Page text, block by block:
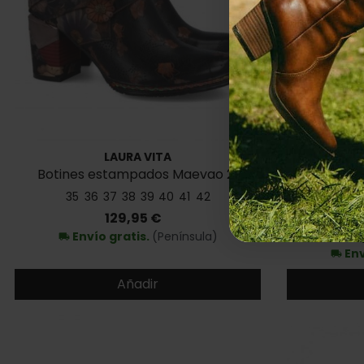
LAURA VITA
Botines estampados Maevao 21
35 36 37 38 39 40 41 42
Precio
129,95 €
local_shipping Envío gratis. (Península)
Añadir
Botines
local_shipping